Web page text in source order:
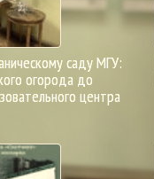
саду МГУ:
огорода до
центра